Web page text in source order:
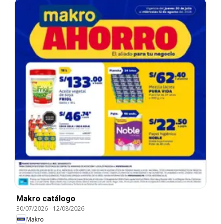
Makro catálogo
30/07/2026- 12/08/2026
Makro